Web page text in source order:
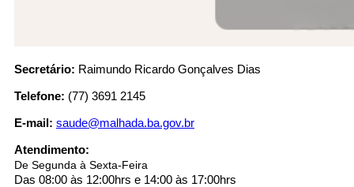
Telefone 1*
Telefone 2
E-mail*
Cidade/Estado
Secretário: Raimundo Ricardo Gonçalves Dias
Telefone: (77) 3691 2145
E-mail: saude@malhada.ba.gov.br
Atendimento:
De Segunda à Sexta-Feira
Das 08:00 às 12:00hrs e 14:00 às 17:00hrs